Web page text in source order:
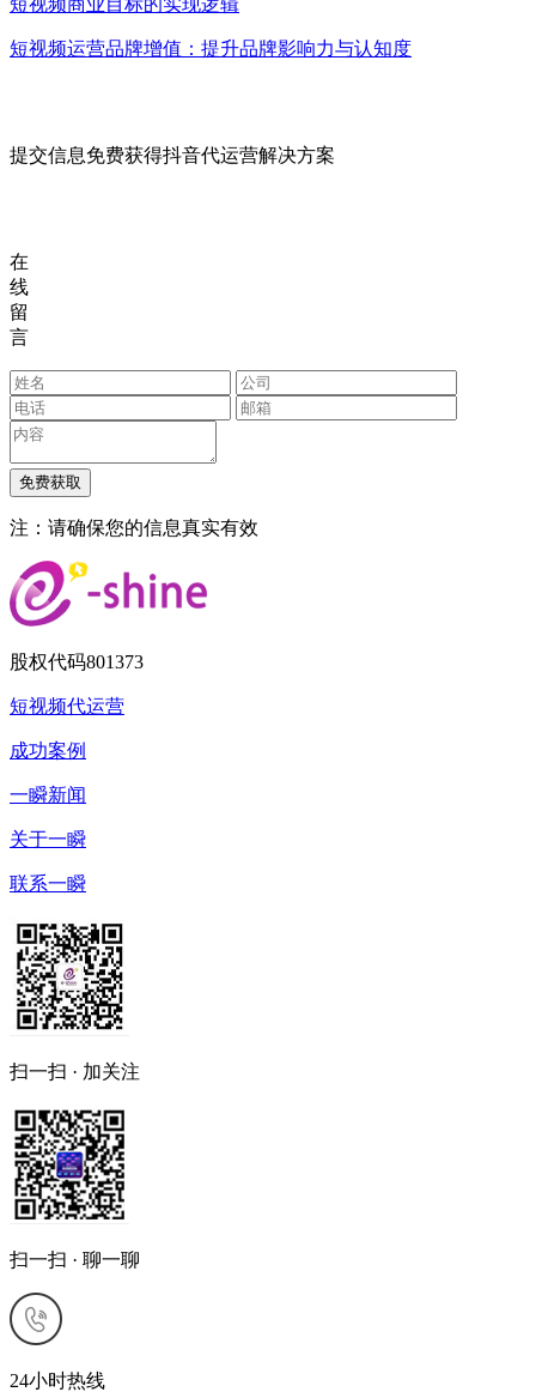
短视频运营品牌增值：提升品牌影响力与认知度
提交信息免费获得抖音代运营解决方案
在
线
留
言
注：请确保您的信息真实有效
股权代码801373
短视频代运营
成功案例
一瞬新闻
关于一瞬
联系一瞬
扫一扫 · 加关注
扫一扫 · 聊一聊
24小时热线